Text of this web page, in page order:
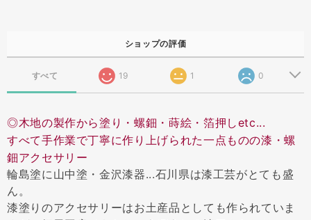
ショップの評価
すべて 19 1 0
◎木地の製作から塗り・螺鈿・蒔絵・箔押しetc...
すべて手作業で丁寧に作り上げられた一点ものの漆・螺
鈿アクセサリー
輪島塗に山中塗・金沢漆器...石川県は漆工芸がとても盛
ん。
漆塗りのアクセサリーはお土産品としても作られていま